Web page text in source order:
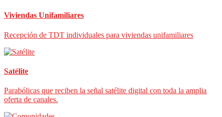
Viviendas Unifamiliares
Recepción de TDT individuales para viviendas unifamiliares
Satélite
Parabólicas que reciben la señal satélite digital con toda la amplia
oferta de canales.